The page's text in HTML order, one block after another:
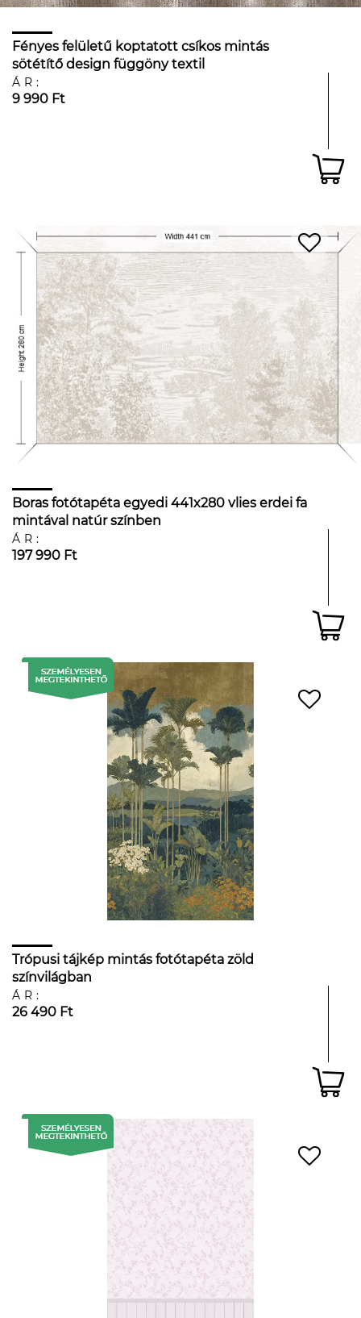
Fényes felületű koptatott csíkos mintás
sötétítő design függöny textil
ÁR:
9 990 Ft
Boras fotótapéta egyedi 441x280 vlies erdei fa
mintával natúr színben
ÁR:
197 990 Ft
Trópusi tájkép mintás fotótapéta zöld
színvilágban
ÁR:
26 490 Ft